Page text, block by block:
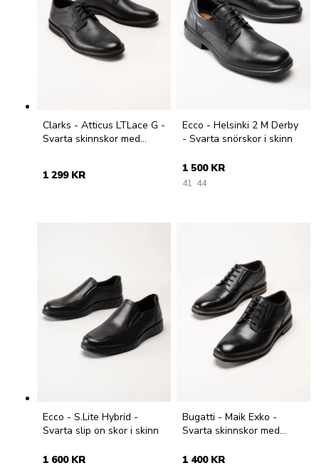
Clarks - Atticus LTLace G -
Svarta skinnskor med
1 299 KR
Ecco - Helsinki 2 M Derby
- Svarta snörskor i skinn
1 500 KR
41 44
Ecco - S.Lite Hybrid -
Svarta slip on skor i skinn
1 600 KR
Bugatti - Maik Exko -
Svarta skinnskor med
1 400 KR